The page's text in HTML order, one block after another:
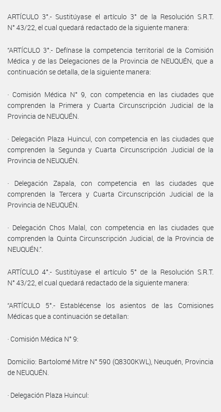
ARTÍCULO 3°.- Sustitúyase el artículo 3° de la Resolución S.R.T.
N° 43/22, el cual quedará redactado de la siguiente manera:
“ARTÍCULO 3°.- Defínase la competencia territorial de la Comisión
Médica y de las Delegaciones de la Provincia de NEUQUÉN, que a
continuación se detalla, de la siguiente manera:
· Comisión Médica N° 9, con competencia en las ciudades que
comprenden la Primera y Cuarta Circunscripción Judicial de la
Provincia de NEUQUÉN.
· Delegación Plaza Huincul, con competencia en las ciudades que
comprenden la Segunda y Cuarta Circunscripción Judicial de la
Provincia de NEUQUÉN.
· Delegación Zapala, con competencia en las ciudades que
comprenden la Tercera y Cuarta Circunscripción Judicial de la
Provincia de NEUQUÉN.
· Delegación Chos Malal, con competencia en las ciudades que
comprenden la Quinta Circunscripción Judicial, de la Provincia de
NEUQUÉN.”.
ARTÍCULO 4°.- Sustitúyase el artículo 5° de la Resolución S.R.T.
N° 43/22, el cual quedará redactado de la siguiente manera:
“ARTÍCULO 5°.- Establécense los asientos de las Comisiones
Médicas que a continuación se detallan:
· Comisión Médica N° 9:
Domicilio: Bartolomé Mitre N° 590 (Q8300KWL), Neuquén, Provincia
de NEUQUÉN.
· Delegación Plaza Huincul: